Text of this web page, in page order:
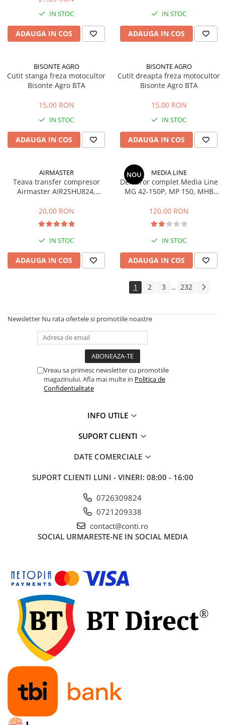
Scari de lucru si schele
Echipamente de ridicat
Echipamente pentru transport
transport
Tehnica diamantata
Masini de carotat
Masini de canelat
Carote diamantate
Discuri diamantate
Freze diamantate
Masini de sapat santuri (Trenchere)
Foreze pentru subtraversari
Tubulatura evacuare deseuri
Parapeti rutieri
Arzatoare izolatii cu gaz
Scule si unelte
Scule electrice
Fierastraie electrice
Masini de frezat
Masini de gaurit si insurubat
Masini de insurubat cu impact
Masini de legat fier-beton
Pistoale de vopsit
Scule de mana
Truse de scule universale
Scule prelucrare placi ceramice
Generatoare digitale/Inverter
Generatoare de curent continuu
Generatoare insonorizate
Generatoare pentru sudura
Automatizari generatoare
Incarcatoare portabile
Statii de incarcare portabile
Statii de incarcare de mare putere
Baterii LiFePO4 (litiu-fosfat de fier)
IN STOC
ADAUGA IN COS
IN STOC
ADAUGA IN COS
BISONTE AGRO
Cutit stanga freza motocultor
Bisonte Agro BTA
15,00 RON
IN STOC
ADAUGA IN COS
BISONTE AGRO
Cutit dreapta freza motocultor
Bisonte Agro BTA
15,00 RON
IN STOC
ADAUGA IN COS
AIRMASTER
Teava transfer compresor
Airmaster AIR2SHU824,
20,00 RON
IN STOC
ADAUGA IN COS
NOU MEDIA LINE
Demaror complet Media Line
MG 42-150P, MP 150, MHB
120,00 RON
IN STOC
ADAUGA IN COS
1 2 3 ... 232
Newsletter Nu rata ofertele si promotiile noastre
Vreau sa primesc newsletter cu promotiile
magazinului. Afla mai multe in Politica de
Confidentialitate
INFO UTILE
SUPORT CLIENTI
DATE COMERCIALE
SUPORT CLIENTI LUNI - VINERI: 08:00 - 16:00
0726309824
0721209338
contact@conti.ro
SOCIAL URMARESTE-NE IN SOCIAL MEDIA